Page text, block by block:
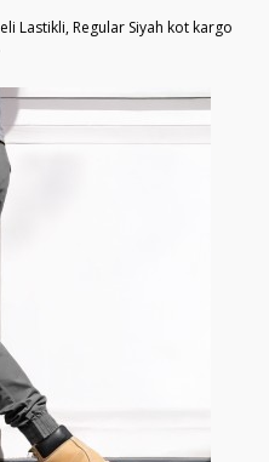
Lastikli, Regular Siyah kot kargo